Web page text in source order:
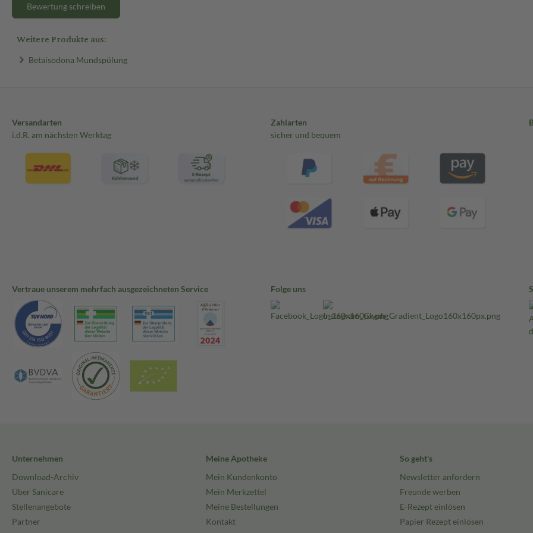
Bewertung schreiben
Weitere Produkte aus:
Betaisodona Mundspülung
Versandarten
i.d.R. am nächsten Werktag
Zahlarten
sicher und bequem
Vertraue unserem mehrfach ausgezeichneten Service Folge uns
Unternehmen
Download-Archiv
Über Sanicare
Stellenangebote
Partner
Meine Apotheke
Mein Kundenkonto
Mein Merkzettel
Meine Bestellungen
Kontakt
So geht's
Newsletter anfordern
Freunde werben
E-Rezept einlösen
Papier Rezept einlösen